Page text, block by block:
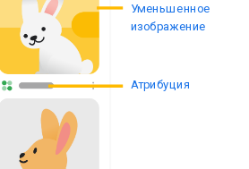
Уменьшенное
изображение
Атрибуция